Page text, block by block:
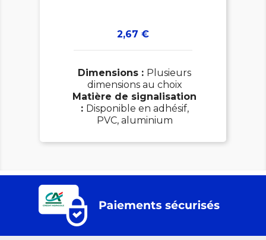
Prix
2,67 €
Dimensions : Plusieurs
dimensions au choix
Matière de signalisation
: Disponible en adhésif,
PVC, aluminium